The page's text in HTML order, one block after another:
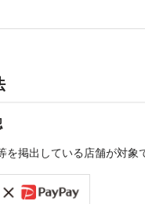
掲出している店舗が対象